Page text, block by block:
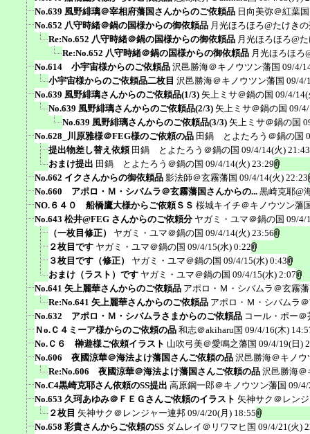
No.639 風野緋璃＠宰相府藩国さんからのご依頼品 日向美弥＠紅葉国
No.652 八守時緒＠鍋の国様からの御依頼品 月光ほろほろ@たけき
Re:No.652 八守時緒＠鍋の国様からの御依頼品 月光ほろほろ@
Re:No.652 八守時緒＠鍋の国様からの御依頼品 月光ほろほろ
No.614 小宇宙様からのご依頼品 沢邑勝海＠キノウツン藩国 09/4/
小宇宙様からのご依頼品二枚目 沢邑勝海＠キノウツン藩国 09/4/
No.639 風野緋璃さんからのご依頼品(1/3) 矢上ミサ＠鍋の国 09/4/14(
No.639 風野緋璃さんからのご依頼品(2/3) 矢上ミサ＠鍋の国 09/
No.639 風野緋璃さんからのご依頼品(3/3) 矢上ミサ＠鍋の国
No.628_川原雅様＠FEG様のご依頼の品 田鍋 とよたろう＠鍋の国
提出物差し替え依頼 田鍋 とよたろう＠鍋の国 09/4/14(火) 21:43
おまけ提出 田鍋 とよたろう＠鍋の国 09/4/14(火) 23:29
No.662 イクさんからの御依頼品 影法師＠玄霧藩国 09/4/14(火) 22:23
No.660 アポロ・Ｍ・シバムラ＠玄霧藩国さんからの... 黒崎克耶@
NO.６４０ 船橋鷹大様からご依頼ＳＳ 桜城キイチ＠キノウツン藩
No.643 松井@FEG さんからのご依頼分 ヤガミ・ユマ＠鍋の国 09/4/
（一枚目修正）
ヤガミ・ユマ＠鍋の国 09/4/14(火) 23:56
２枚目です ヤガミ・ユマ＠鍋の国 09/4/15(水) 0:22
３枚目です（修正）
ヤガミ・ユマ＠鍋の国 09/4/15(水) 0:43
おまけ（ラスト）です ヤガミ・ユマ＠鍋の国 09/4/15(水) 2:07
No.641 矢上麗華さんからのご依頼品 アポロ・Ｍ・シバムラ＠玄霧
Re:No.641 矢上麗華さんからのご依頼品 アポロ・Ｍ・シバムラ
No.632 アポロ・Ｍ・シバムラさまからのご依頼品 コール・ポー
Ｎo.Ｃ４ミーア様からのご依頼の品 和志＠akiharu国 09/4/16(木)
No.Ｃ６ 榊遊様ご依頼イラスト 山吹弓美＠愛鳴之藩国 09/4/19(日)
No.606 夜國涼華＠海法よけ藩国さんご依頼の品 沢邑勝海＠キノウ
Re:No.606 夜國涼華＠海法よけ藩国さんご依頼の品 沢邑勝海＠
No.C4黒崎克耶さん依頼のSS提出 高原鋼一郎＠キノウツン藩国 09/
No.653 久珂あゆみ＠ＦＥＧさんご依頼のイラスト 矢神サク＠レン
２枚目 矢神サク＠レンジャー連邦 09/4/20(月) 18:55
No.658 彩貴さんからご依頼のSS ダムレイ＠リワマヒ国 09/4/21(火)